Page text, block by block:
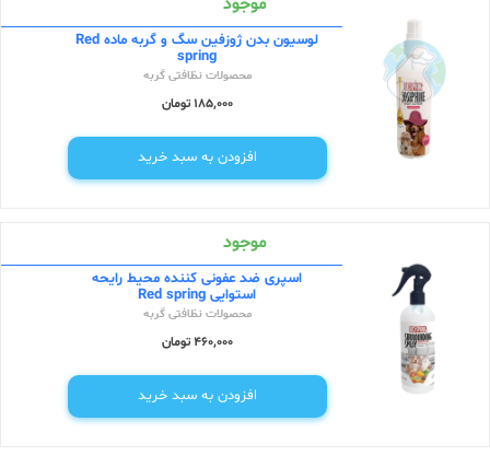
لوسیون بدن ژوزفین سگ و گربه ماده Red
spring
محصولات نظافتی گربه
185,000 تومان
افزودن به سبد خرید
موجود
اسپری ضد عفونی کننده محیط رایحه
استوایی Red spring
محصولات نظافتی گربه
460,000 تومان
افزودن به سبد خرید